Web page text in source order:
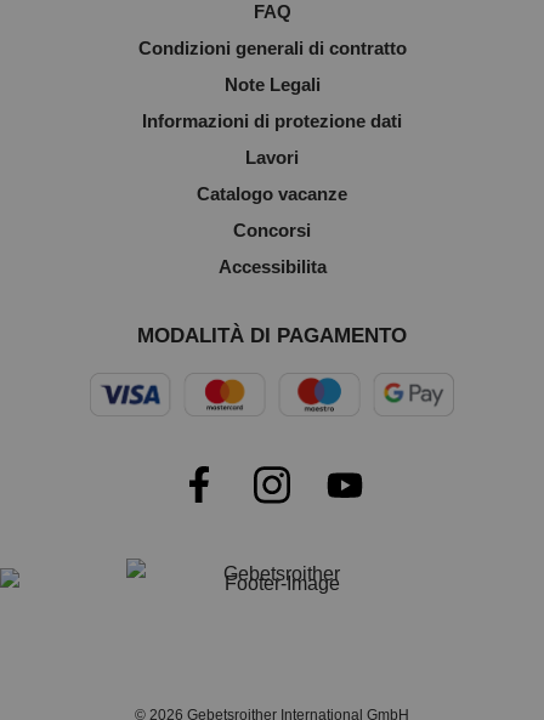
FAQ
Condizioni generali di contratto
Note Legali
Informazioni di protezione dati
Lavori
Catalogo vacanze
Concorsi
Accessibilita
MODALITÀ DI PAGAMENTO
© 2026 Gebetsroither International GmbH